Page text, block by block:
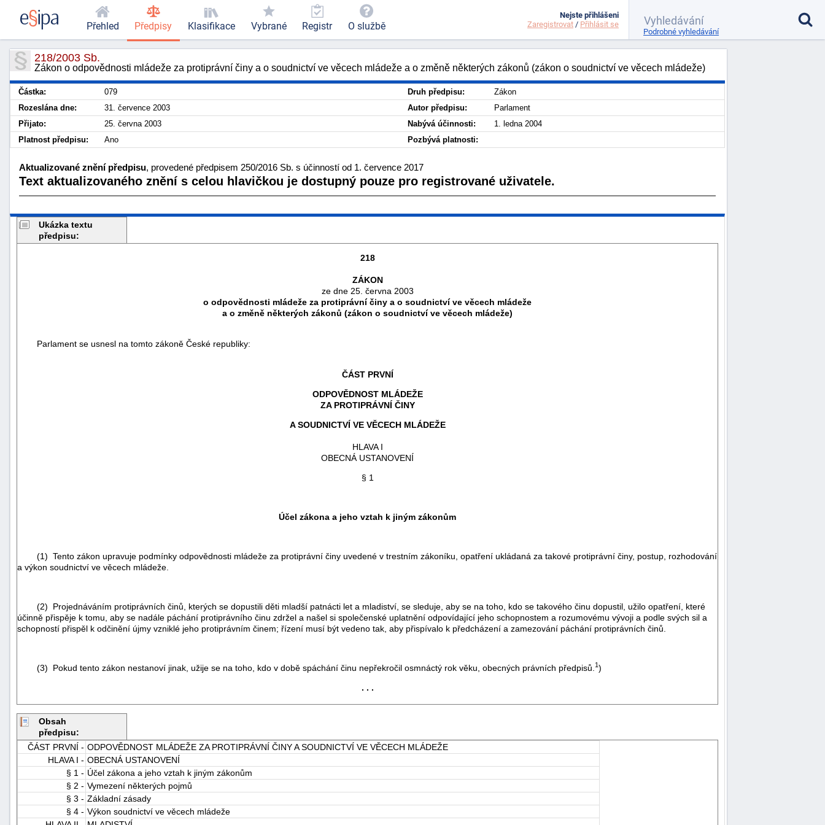
218/2003 Sb.
Zákon o odpovědnosti mládeže za protiprávní činy a o soudnictví ve věcech mládeže a o změně některých zákonů (zákon o soudnictví ve věcech mládeže)
Částka: 079 Druh předpisu:
Zákon
Rozeslána dne:
31. července 2003 Autor předpisu:
Parlament
Přijato:
25. června 2003 Nabývá účinnosti:
1. ledna 2004
Platnost předpisu:
Ano Pozbývá platnosti:
Aktualizované znění předpisu, provedené předpisem 250/2016 Sb. s účinností od 1. července 2017
Text aktualizovaného znění s celou hlavičkou je dostupný pouze pro registrované uživatele.
Ukázka textu
předpisu:
218
ZÁKON
ze dne 25. června 2003
o odpovědnosti mládeže za protiprávní činy a o soudnictví ve věcech mládeže
a o změně některých zákonů (zákon o soudnictví ve věcech mládeže)
Parlament se usnesl na tomto zákoně České republiky:
ČÁST PRVNÍ
ODPOVĚDNOST MLÁDEŽE
ZA PROTIPRÁVNÍ ČINY
A SOUDNICTVÍ VE VĚCECH MLÁDEŽE
HLAVA I
OBECNÁ USTANOVENÍ
§ 1
Účel zákona a jeho vztah k jiným zákonům
(1) Tento zákon upravuje podmínky odpovědnosti mládeže za protiprávní činy uvedené v trestním zákoníku, opatření ukládaná za takové protiprávní činy, postup, rozhodování
a výkon soudnictví ve věcech mládeže.
(2) Projednáváním protiprávních činů, kterých se dopustili děti mladší patnácti let a mladiství, se sleduje, aby se na toho, kdo se takového činu dopustil, užilo opatření, které
účinně přispěje k tomu, aby se nadále páchání protiprávního činu zdržel a našel si společenské uplatnění odpovídající jeho schopnostem a rozumovému vývoji a podle svých sil a
schopností přispěl k odčinění újmy vzniklé jeho protiprávním činem; řízení musí být vedeno tak, aby přispívalo k předcházení a zamezování páchání protiprávních činů.
(3) Pokud tento zákon nestanoví jinak, užije se na toho, kdo v době spáchání činu nepřekročil osmnáctý rok věku, obecných právních předpisů. 1 )
. . .
Obsah
předpisu:
ČÁST PRVNÍ - ODPOVĚDNOST MLÁDEŽE ZA PROTIPRÁVNÍ ČINY A SOUDNICTVÍ VE VĚCECH MLÁDEŽE
HLAVA I - OBECNÁ USTANOVENÍ
§ 1 - Účel zákona a jeho vztah k jiným zákonům
§ 2 - Vymezení některých pojmů
§ 3 - Základní zásady
§ 4 - Výkon soudnictví ve věcech mládeže
Přehled Předpisy Klasifikace Vybrané Registr O službě
Nejste přihlášeni
Zaregistrovat / Přihlásit se
Podrobné vyhledávání